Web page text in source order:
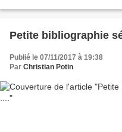
Petite bibliographie
Publié le 07/11/2017 à 19:38
Par Christian Potin